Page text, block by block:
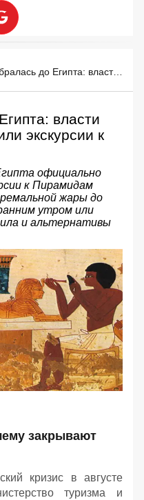
Беда добралась до Египта: власти официально запретили экскурсии к Пирамидам
власти
экскурсии к
официально
к Пирамидам
жары до
утром или
и альтернативы
закрывают
кризис в августе
туризма и